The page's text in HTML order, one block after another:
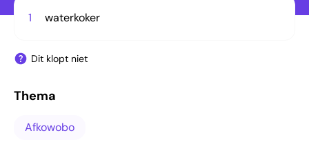
1 waterkoker
Dit klopt niet
Thema
Afkowobo